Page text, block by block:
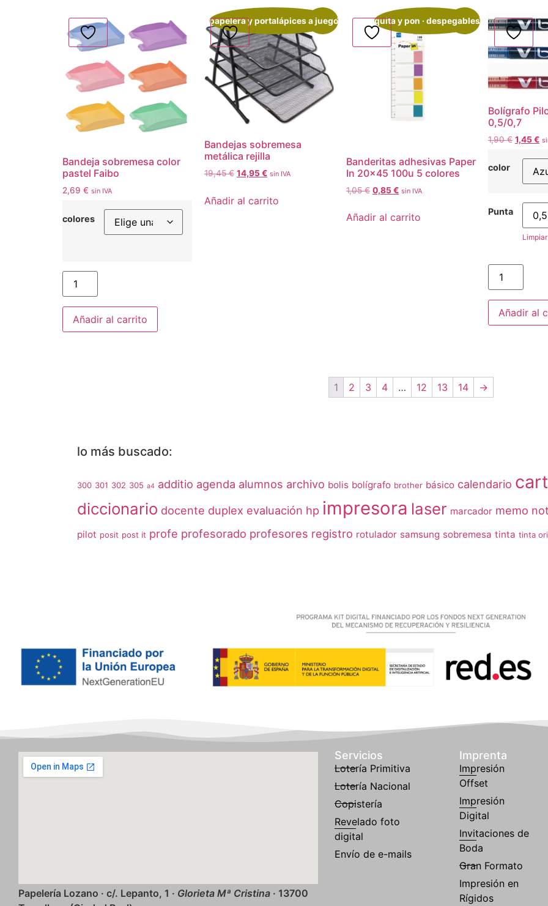
Bandeja sobremesa color
pastel Faibo
2,69 € sin IVA
colores
Añadir al carrito
¡Oferta!
papelera y portalápices a juego
Bandejas sobremesa
metálica rejilla
19,45€ 14,95€ sin IVA
Añadir al carrito
¡Oferta!
quita y pon · despegables
Banderitas adhesivas Paper
In 20×45 100u 5 colores
1,05€ 0,85€ sin IVA
Añadir al carrito
Bolígrafo
0,5/0,7
1,90€ 1,45€
color
Punta
Limpiar
Añadir al
1 2 3 4 … 12 13 14 →
lo más buscado:
300 301 302 305 a4 additio agenda alumnos archivo bolis bolígrafo brother básico calendario
diccionario docente duplex evaluación hp impresora laser marcador memo
pilot posit post it profe profesorado profesores registro rotulador samsung sobremesa tinta tinta
Papelería Lozano · c/. Lepanto, 1 · Glorieta Mª Cristina · 13700
Servicios
Lotería Primitiva
Lotería Nacional
Copistería
Revelado foto
digital
Envío de e-mails
Imprenta
Impresión
Offset
Impresión
Digital
Invitaciones de
Boda
Gran Formato
Impresión en
Rígidos